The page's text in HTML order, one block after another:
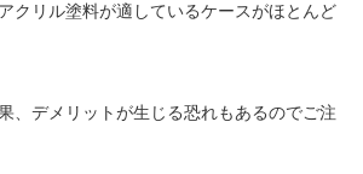
クリル塗料が適しているケースがほとんど
、デメリットが生じる恐れもあるのでご注